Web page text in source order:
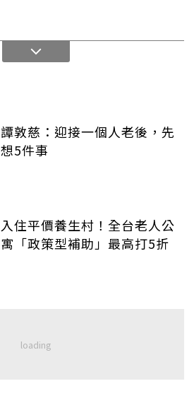
譚敦慈：迎接一個人老後，先
想5件事
入住平價養生村！全台老人公
寓「政策型補助」最高打5折